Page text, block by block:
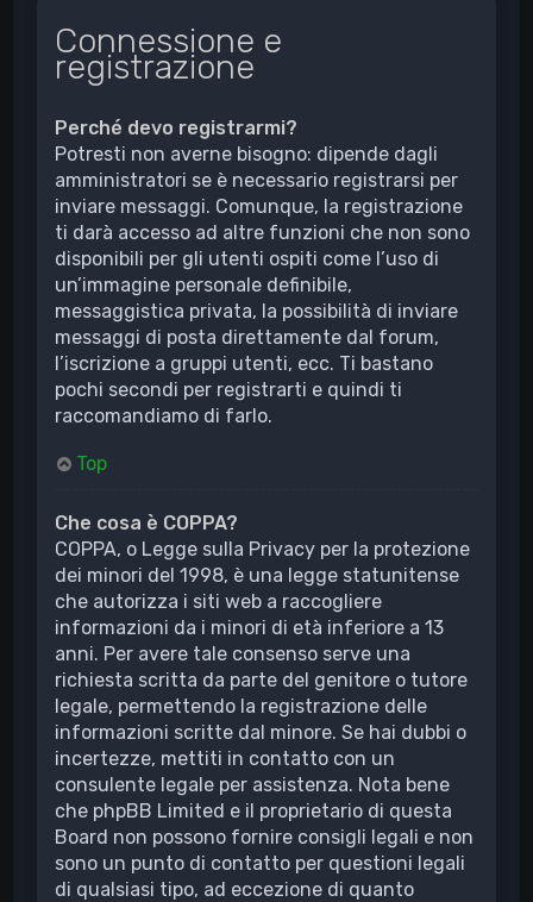
Connessione e
registrazione
Perché devo registrarmi?
Potresti non averne bisogno: dipende dagli
amministratori se è necessario registrarsi per
inviare messaggi. Comunque, la registrazione
ti darà accesso ad altre funzioni che non sono
disponibili per gli utenti ospiti come l’uso di
un’immagine personale definibile,
messaggistica privata, la possibilità di inviare
messaggi di posta direttamente dal forum,
l’iscrizione a gruppi utenti, ecc. Ti bastano
pochi secondi per registrarti e quindi ti
raccomandiamo di farlo.
Top
Che cosa è COPPA?
COPPA, o Legge sulla Privacy per la protezione
dei minori del 1998, è una legge statunitense
che autorizza i siti web a raccogliere
informazioni da i minori di età inferiore a 13
anni. Per avere tale consenso serve una
richiesta scritta da parte del genitore o tutore
legale, permettendo la registrazione delle
informazioni scritte dal minore. Se hai dubbi o
incertezze, mettiti in contatto con un
consulente legale per assistenza. Nota bene
che phpBB Limited e il proprietario di questa
Board non possono fornire consigli legali e non
sono un punto di contatto per questioni legali
di qualsiasi tipo, ad eccezione di quanto